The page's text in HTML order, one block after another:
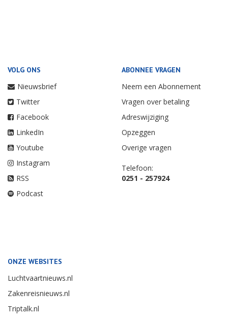
VOLG ONS
Nieuwsbrief
Twitter
Facebook
LinkedIn
Youtube
Instagram
RSS
Podcast
ABONNEE VRAGEN
Neem een Abonnement
Vragen over betaling
Adreswijziging
Opzeggen
Overige vragen
Telefoon:
0251 - 257924
ONZE WEBSITES
Luchtvaartnieuws.nl
Zakenreisnieuws.nl
Triptalk.nl